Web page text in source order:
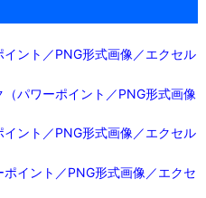
ント／PNG形式画像／エクセル
パワーポイント／PNG形式画像
ント／PNG形式画像／エクセル
イント／PNG形式画像／エクセ